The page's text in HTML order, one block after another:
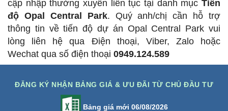
cập nhập thường xuyên liên tục tại danh mục Tiến
độ Opal Central Park. Quý anh/chị cần hỗ trợ
thông tin về tiến độ dự án Opal Central Park vui
lòng liên hệ qua Điện thoại, Viber, Zalo hoặc
Wechat qua số điện thoại 0949.124.589
ĐĂNG KÝ NHẬN BẢNG GIÁ & ƯU ĐÃI TỪ CHỦ ĐẦU TƯ
Bảng giá mới 06/08/2026